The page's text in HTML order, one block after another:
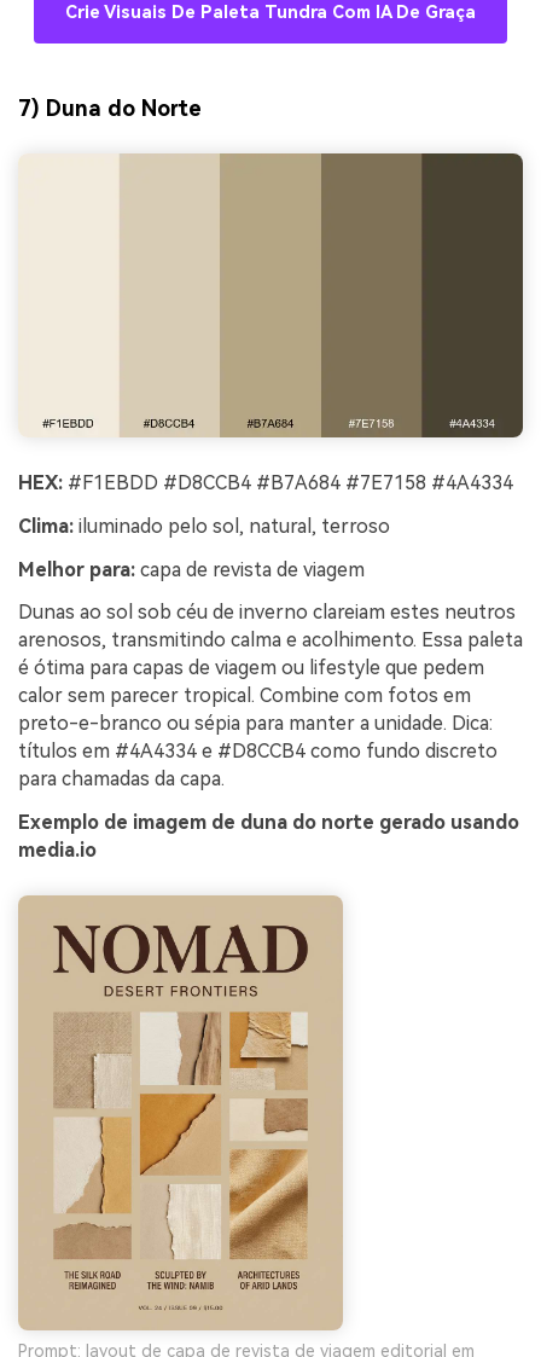
Crie Visuais De Paleta Tundra Com IA De Graça
7) Duna do Norte
HEX: #F1EBDD #D8CCB4 #B7A684 #7E7158 #4A4334
Clima: iluminado pelo sol, natural, terroso
Melhor para: capa de revista de viagem
Dunas ao sol sob céu de inverno clareiam estes neutros
arenosos, transmitindo calma e acolhimento. Essa paleta
é ótima para capas de viagem ou lifestyle que pedem
calor sem parecer tropical. Combine com fotos em
preto-e-branco ou sépia para manter a unidade. Dica:
títulos em #4A4334 e #D8CCB4 como fundo discreto
para chamadas da capa.
Exemplo de imagem de duna do norte gerado usando
media.io
Prompt: layout de capa de revista de viagem editorial em